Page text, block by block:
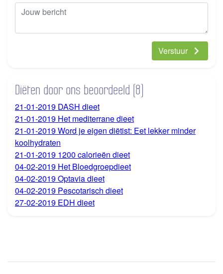
Verstuur
Diëten door ons beoordeeld (8)
21-01-2019 DASH dieet
21-01-2019 Het mediterrane dieet
21-01-2019 Word je eigen diëtist: Eet lekker minder
koolhydraten
21-01-2019 1200 calorieën dieet
04-02-2019 Het Bloedgroepdieet
04-02-2019 Optavia dieet
04-02-2019 Pescotarisch dieet
27-02-2019 EDH dieet